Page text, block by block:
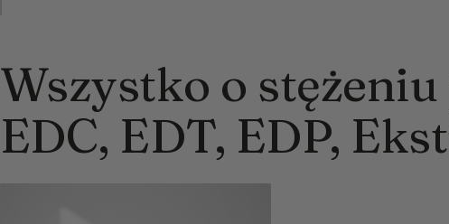
Wszystko o
EDC, EDT, EDP,